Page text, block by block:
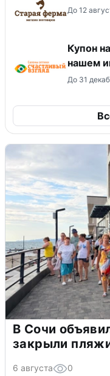
До 12
Купон
нашем
До 31
В Сочи
закрыли
6 августа 0